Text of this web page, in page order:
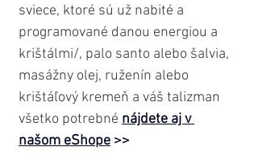
sviece, ktoré sú už nabité a
programované danou energiou a
krištálmi/, palo santo alebo šalvia,
masážny olej, ruženín alebo
krištáľový kremeň a váš talizman
všetko potrebné nájdete aj v
našom eShope >>